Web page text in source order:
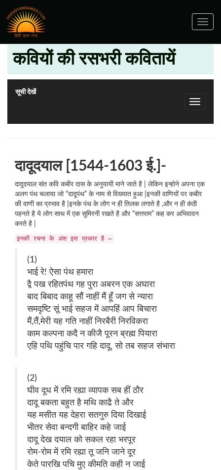
Toggle
कवियों की रसभरी कवितायें
सूची देखें
दादूदयाल [1544-1603 ई.]-
दादूदयाल संत कवि कबीर दास के अनुयायी माने जाते है | लेकिन इन्होने अपना एक
अलग पंथ चलाया जो “दादूपंथ” के नाम से विख्यात हुआ |इनकी वाणियों पर कबीर
की वाणी का प्रभाव है |इनके पंथ के लोग न ही तिलक लगाते है ,और न ही कंठी
पहनते है ये लोग साथ में एक सुमिरनी रखते है और “सत्तराम” कह कर अभिवादन
करते है |
इनकी रचना के अंश इस प्रकार है –
(1)
भाई रे! ऐसा पंथ हमारा
द्वै पख रहितपंथ गह पुरा अबरन एक अघारा
बाद बिबाद काहू सौं नाहीं मैं हूँ जग से न्यारा
समदृष्टि सूं भाई सहज में आपहिं आप बिचारा
मैं,तैं,मेरी यह गति नाहीं निरबैरी निरविकरा
काम कल्पना कदै न कीजै पूरन ब्रह्म पियारा
एहि पथि पहुंचि पार गहि दादू, सो तब सहज संभारा
(2)
घीव दूध में रमि रह्या व्यापक सब हीं ठौर
दादू बकता बहुत है मथि काढै ते और
यह मसीत यह देहरा सतगुरु दिया दिखाई
भीतर सेवा बन्दगी बाहिर कहे जाई
दादू देख दयाल को सकल रहा भरपूर
रोम-रोम में रमि रह्या तू जनि जाने दूर
केते पारखि पचि मुए कीमति कही न जाई